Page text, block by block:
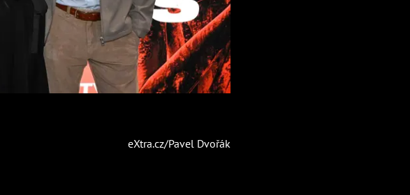
eXtra.cz/Pavel Dvořák